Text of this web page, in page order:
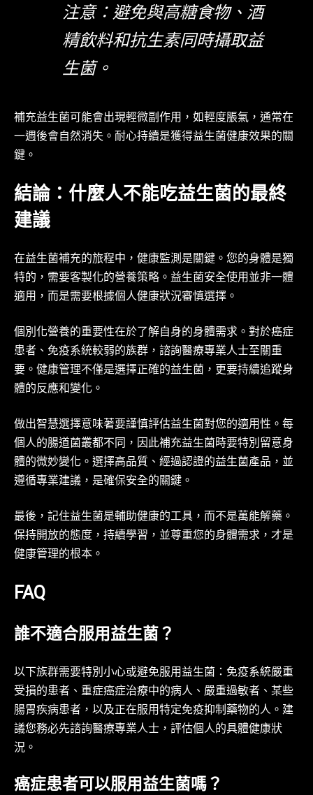
注意：避免與高糖食物、酒
精飲料和抗生素同時攝取益
生菌。
補充益生菌可能會出現輕微副作用，如輕度脹氣，通常在
一週後會自然消失。耐心持續是獲得益生菌健康效果的關
鍵。
結論：什麼人不能吃益生菌的最終
建議
在益生菌補充的旅程中，健康監測是關鍵。您的身體是獨
特的，需要客製化的營養策略。益生菌安全使用並非一體
適用，而是需要根據個人健康狀況審慎選擇。
個別化營養的重要性在於了解自身的身體需求。對於癌症
患者、免疫系統較弱的族群，諮詢醫療專業人士至關重
要。健康管理不僅是選擇正確的益生菌，更要持續追蹤身
體的反應和變化。
做出智慧選擇意味著要謹慎評估益生菌對您的適用性。每
個人的腸道菌叢都不同，因此補充益生菌時要特別留意身
體的微妙變化。選擇高品質、經過認證的益生菌產品，並
遵循專業建議，是確保安全的關鍵。
最後，記住益生菌是輔助健康的工具，而不是萬能解藥。
保持開放的態度，持續學習，並尊重您的身體需求，才是
健康管理的根本。
FAQ
誰不適合服用益生菌？
以下族群需要特別小心或避免服用益生菌：免疫系統嚴重
受損的患者、重症癌症治療中的病人、嚴重過敏者、某些
腸胃疾病患者，以及正在服用特定免疫抑制藥物的人。建
議您務必先諮詢醫療專業人士，評估個人的具體健康狀
況。
癌症患者可以服用益生菌嗎？